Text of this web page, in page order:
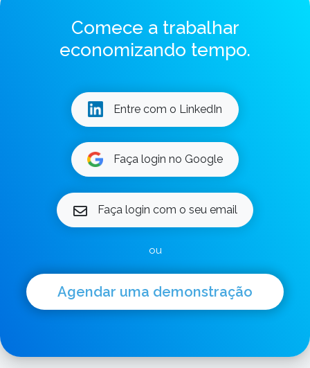
Comece a trabalhar
economizando tempo.
Entre com o LinkedIn
Faça login no Google
Faça login com o seu email
ou
Agendar uma demonstração